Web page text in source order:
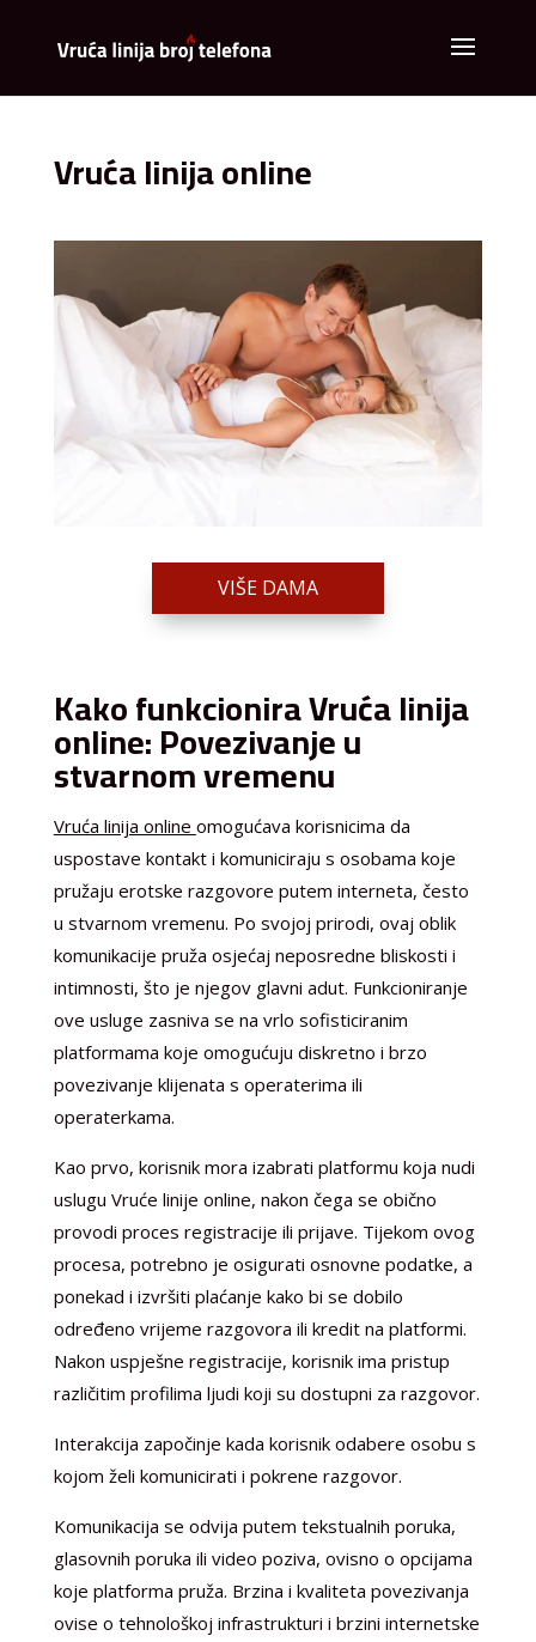
Vruća linija online
VIŠE DAMA
Kako funkcionira Vruća linija
online: Povezivanje u
stvarnom vremenu
Vruća linija online omogućava korisnicima da
uspostave kontakt i komuniciraju s osobama koje
pružaju erotske razgovore putem interneta, često
u stvarnom vremenu. Po svojoj prirodi, ovaj oblik
komunikacije pruža osjećaj neposredne bliskosti i
intimnosti, što je njegov glavni adut. Funkcioniranje
ove usluge zasniva se na vrlo sofisticiranim
platformama koje omogućuju diskretno i brzo
povezivanje klijenata s operaterima ili
operaterkama.
Kao prvo, korisnik mora izabrati platformu koja nudi
uslugu Vruće linije online, nakon čega se obično
provodi proces registracije ili prijave. Tijekom ovog
procesa, potrebno je osigurati osnovne podatke, a
ponekad i izvršiti plaćanje kako bi se dobilo
određeno vrijeme razgovora ili kredit na platformi.
Nakon uspješne registracije, korisnik ima pristup
različitim profilima ljudi koji su dostupni za razgovor.
Interakcija započinje kada korisnik odabere osobu s
kojom želi komunicirati i pokrene razgovor.
Komunikacija se odvija putem tekstualnih poruka,
glasovnih poruka ili video poziva, ovisno o opcijama
koje platforma pruža. Brzina i kvaliteta povezivanja
ovise o tehnološkoj infrastrukturi i brzini internetske